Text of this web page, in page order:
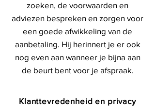
zoeken, de voorwaarden en
adviezen bespreken en zorgen voor
een goede afwikkeling van de
aanbetaling. Hij herinnert je er ook
nog even aan wanneer je bijna aan
de beurt bent voor je afspraak.
Klanttevredenheid en privacy